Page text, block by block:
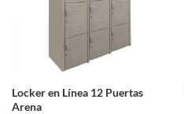
Locker en Línea 12 Puertas
Arena